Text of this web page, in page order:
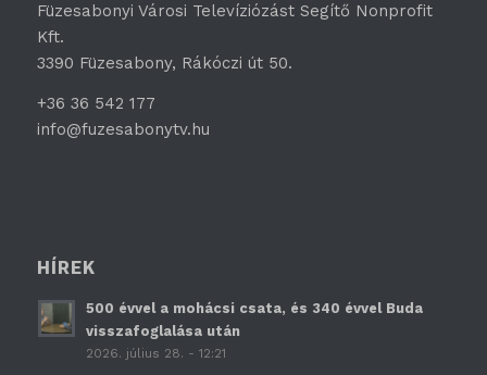
Füzesabonyi Városi Televíziózást Segítő Nonprofit
Kft.
3390 Füzesabony, Rákóczi út 50.
+36 36 542 177
info@fuzesabonytv.hu
HÍREK
500 évvel a mohácsi csata, és 340 évvel Buda
visszafoglalása után
2026. július 28. - 12:21